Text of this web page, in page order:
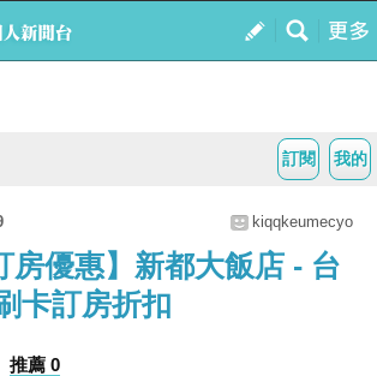
我的
訂閱
kiqqkeumecyo
房優惠】新都大飯店 - 台
卡訂房折扣
推薦 0